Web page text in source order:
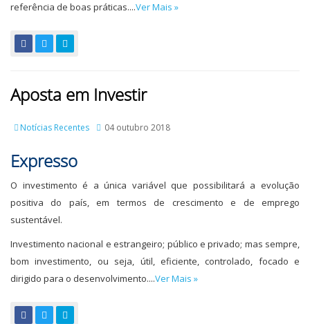
referência de boas práticas....Ver Mais »
Aposta em Investir
Notícias Recentes 04 outubro 2018
Expresso
O investimento é a única variável que possibilitará a evolução
positiva do país, em termos de crescimento e de emprego
sustentável.
Investimento nacional e estrangeiro; público e privado; mas sempre,
bom investimento, ou seja, útil, eficiente, controlado, focado e
dirigido para o desenvolvimento....Ver Mais »